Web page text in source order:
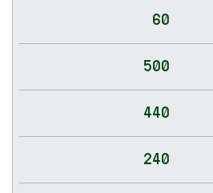
60
500
440
240